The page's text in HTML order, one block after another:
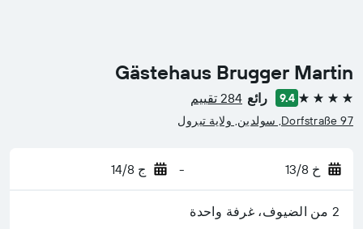
Gästehaus Brugger Martin
4 نجوم 9.4 رائع 284 تقييم
Dorfstraße 97, سولدين, ولاية تيرول
خ 13/8 - ج 14/8
2 من الضيوف، غرفة واحدة